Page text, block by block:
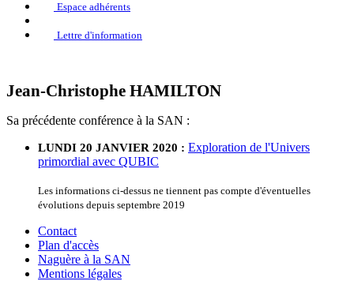
Espace adhérents
Lettre d'information
Jean-Christophe HAMILTON
Sa précédente conférence à la SAN :
LUNDI 20 JANVIER 2020 : Exploration de l'Univers
primordial avec QUBIC
Les informations ci-dessus ne tiennent pas compte d'éventuelles
évolutions depuis septembre 2019
Contact
Plan d'accès
Naguère à la SAN
Mentions légales